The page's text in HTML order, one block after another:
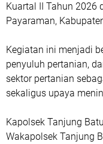
Kuartal II Tahun 2026
Payaraman,
Kegiatan ini menjadi
penyuluh pertanian,
sektor pertanian
sekaligus upaya
Kapolsek Tanjung
Wakapolsek Tanjung